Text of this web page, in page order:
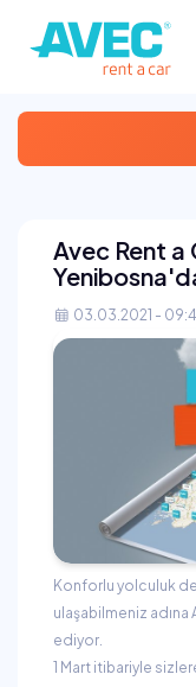
Avec Rent a
03.03.2021 -
Konforlu yolculuk
ulaşabilmeniz adına
ediyor.
1 Mart itibariyle